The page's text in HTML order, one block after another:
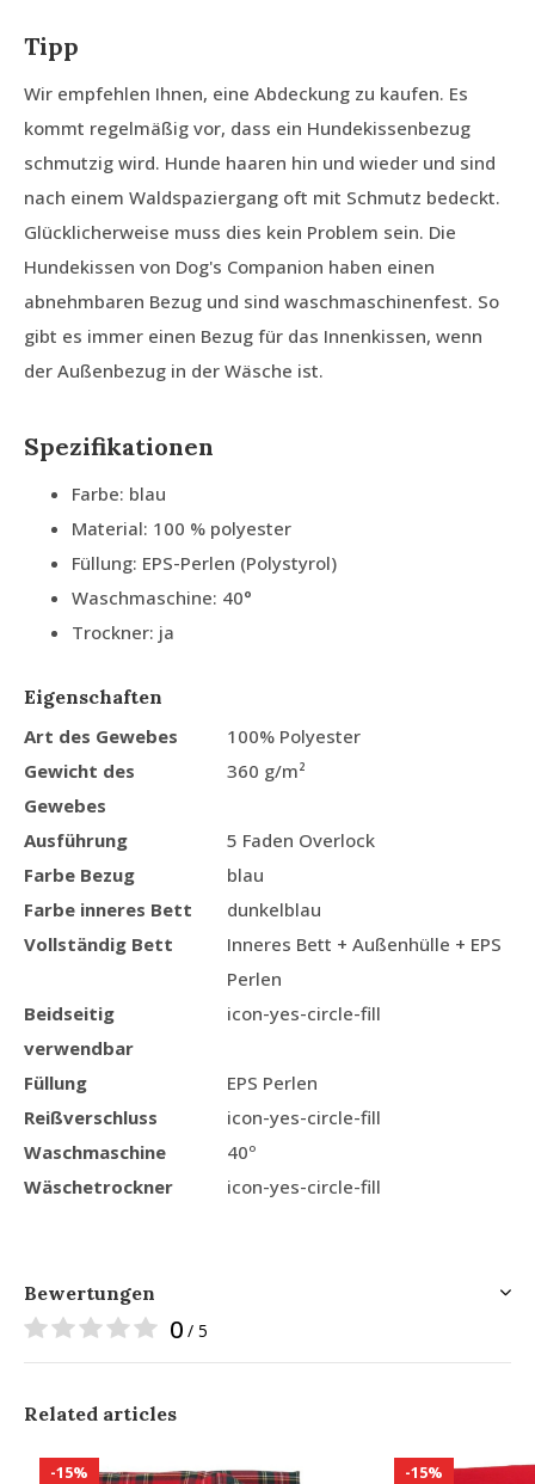
Tipp
Wir empfehlen Ihnen, eine Abdeckung zu kaufen. Es
kommt regelmäßig vor, dass ein Hundekissenbezug
schmutzig wird. Hunde haaren hin und wieder und sind
nach einem Waldspaziergang oft mit Schmutz bedeckt.
Glücklicherweise muss dies kein Problem sein. Die
Hundekissen von Dog's Companion haben einen
abnehmbaren Bezug und sind waschmaschinenfest. So
gibt es immer einen Bezug für das Innenkissen, wenn
der Außenbezug in der Wäsche ist.
Spezifikationen
Farbe: blau
Material: 100 % polyester
Füllung: EPS-Perlen (Polystyrol)
Waschmaschine: 40°
Trockner: ja
Eigenschaften
Art des Gewebes
100% Polyester
Gewicht des
Gewebes
360 g/m²
Ausführung
5 Faden Overlock
Farbe Bezug
blau
Farbe inneres Bett
dunkelblau
Vollständig Bett
Inneres Bett + Außenhülle + EPS
Perlen
Beidseitig
verwendbar
icon-yes-circle-fill
Füllung
EPS Perlen
Reißverschluss
icon-yes-circle-fill
Waschmaschine
40º
Wäschetrockner
icon-yes-circle-fill
Bewertungen
0 / 5
Related articles
-15% -15%